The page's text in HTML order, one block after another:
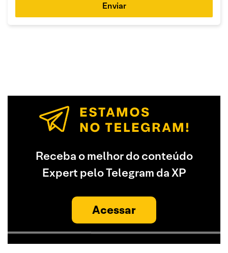
Enviar
Receba o melhor do conteúdo
Expert pelo Telegram da XP
Acessar